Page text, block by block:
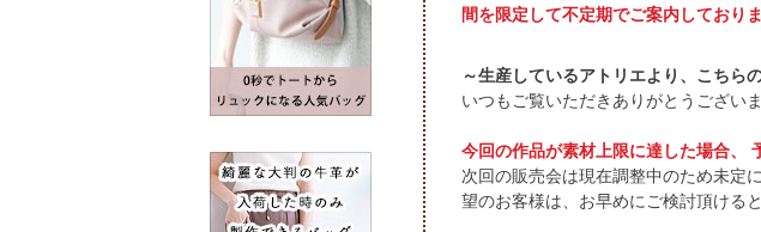
間を限定して不定期でご案内しており
～生産しているアトリエより、こちら
いつもご覧いただきありがとうござい
今回の作品が素材上限に達した場合、
次回の販売会は現在調整中のため未定
望のお客様は、お早めにご検討頂けると